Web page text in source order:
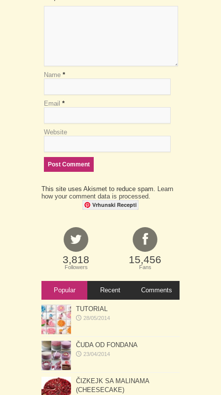
Name *
Email *
Website
This site uses Akismet to reduce spam. Learn
how your comment data is processed.
Vrhunski Recepti
3,818
Followers
15,456
Fans
Popular Recent Comments
TUTORIAL
28/05/2014
ČUDA OD FONDANA
23/04/2014
ČIZKEJK SA MALINAMA
(CHEESECAKE)